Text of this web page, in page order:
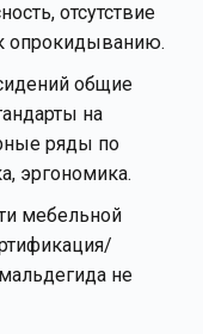
отсутствие
опрокидыванию.
общие
на
ряды по
эргономика.
мебельной
не